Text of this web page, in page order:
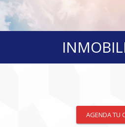
AGENDA TU